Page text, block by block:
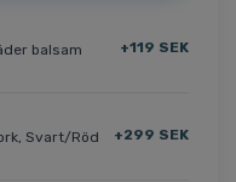
balsam +119 SEK
Svart/Röd +299 SEK